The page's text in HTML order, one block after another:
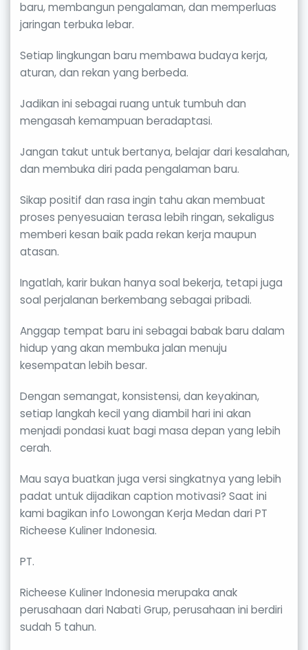
baru, membangun pengalaman, dan memperluas
jaringan terbuka lebar.
Setiap lingkungan baru membawa budaya kerja,
aturan, dan rekan yang berbeda.
Jadikan ini sebagai ruang untuk tumbuh dan
mengasah kemampuan beradaptasi.
Jangan takut untuk bertanya, belajar dari kesalahan,
dan membuka diri pada pengalaman baru.
Sikap positif dan rasa ingin tahu akan membuat
proses penyesuaian terasa lebih ringan, sekaligus
memberi kesan baik pada rekan kerja maupun
atasan.
Ingatlah, karir bukan hanya soal bekerja, tetapi juga
soal perjalanan berkembang sebagai pribadi.
Anggap tempat baru ini sebagai babak baru dalam
hidup yang akan membuka jalan menuju
kesempatan lebih besar.
Dengan semangat, konsistensi, dan keyakinan,
setiap langkah kecil yang diambil hari ini akan
menjadi pondasi kuat bagi masa depan yang lebih
cerah.
Mau saya buatkan juga versi singkatnya yang lebih
padat untuk dijadikan caption motivasi? Saat ini
kami bagikan info Lowongan Kerja Medan dari PT
Richeese Kuliner Indonesia.
PT.
Richeese Kuliner Indonesia merupaka anak
perusahaan dari Nabati Grup, perusahaan ini berdiri
sudah 5 tahun.